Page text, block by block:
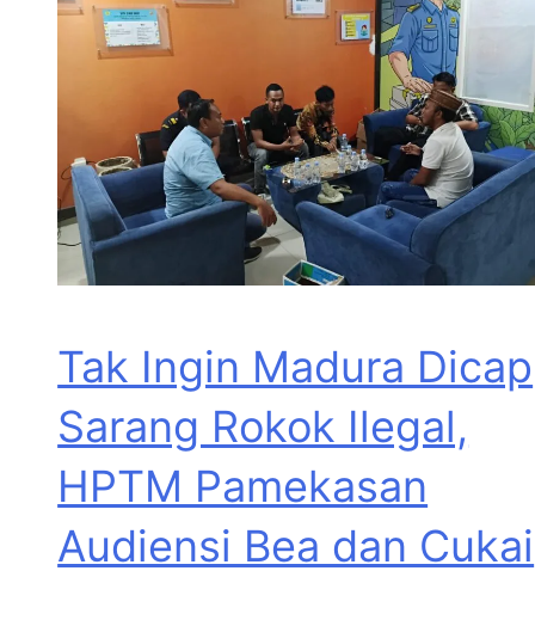
Tak Ingin Madura Dicap
Sarang Rokok Ilegal,
HPTM Pamekasan
Audiensi Bea dan Cukai